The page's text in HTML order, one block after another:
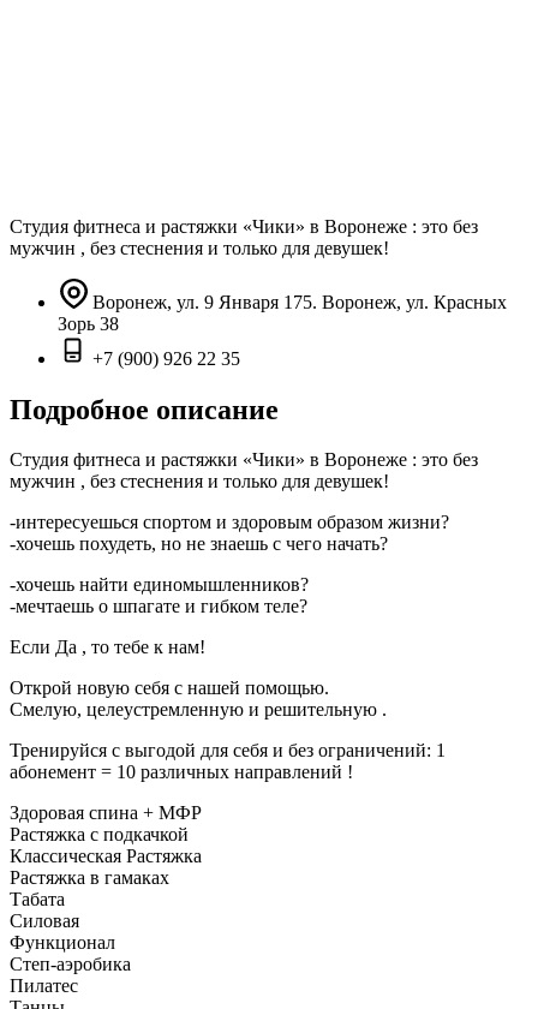
Студия фитнеса и растяжки «Чики» в Воронеже : это без
мужчин , без стеснения и только для девушек!
Воронеж, ул. 9 Января 175. Воронеж, ул. Красных
Зорь 38
+7 (900) 926 22 35
Подробное описание
Студия фитнеса и растяжки «Чики» в Воронеже : это без
мужчин , без стеснения и только для девушек!
-интересуешься спортом и здоровым образом жизни?
-хочешь похудеть, но не знаешь с чего начать?
-хочешь найти единомышленников?
-мечтаешь о шпагате и гибком теле?
Если Да , то тебе к нам!
Открой новую себя с нашей помощью.
Смелую, целеустремленную и решительную .
Тренируйся с выгодой для себя и без ограничений: 1
абонемент = 10 различных направлений !
Здоровая спина + МФР
Растяжка с подкачкой
Классическая Растяжка
Растяжка в гамаках
Табата
Силовая
Функционал
Степ-аэробика
Пилатес